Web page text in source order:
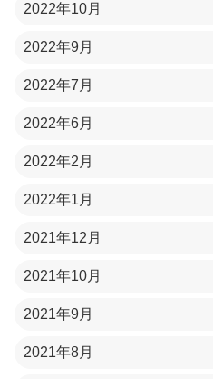
2022年10月
2022年9月
2022年7月
2022年6月
2022年2月
2022年1月
2021年12月
2021年10月
2021年9月
2021年8月